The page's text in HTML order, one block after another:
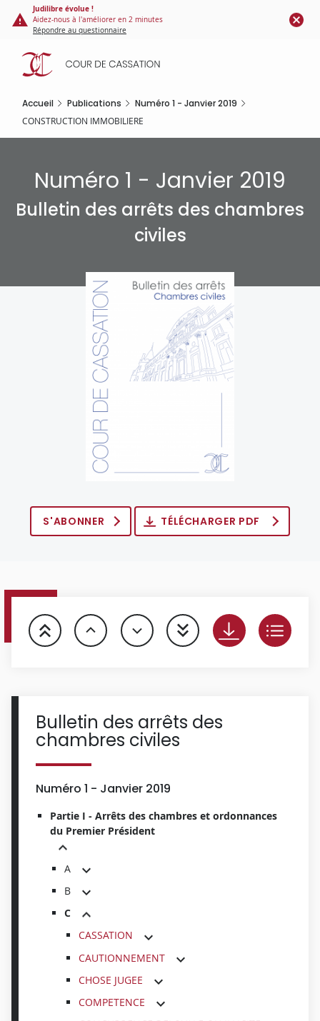
Panneau de gestion des cookies
contenu
principal
Judilibre évolue !
Aidez-nous à l'améliorer en 2 minutes
Répondre au questionnaire
Accueil Publications Numéro 1 - Janvier 2019
CONSTRUCTION IMMOBILIERE
Numéro 1 - Janvier 2019
Bulletin des arrêts des chambres
civiles
S'ABONNER TÉLÉCHARGER PDF
Bulletin des arrêts des
chambres civiles
Numéro 1 - Janvier 2019
Partie I - Arrêts des chambres et ordonnances
du Premier Président
A
B
C
CASSATION
CAUTIONNEMENT
CHOSE JUGEE
COMPETENCE